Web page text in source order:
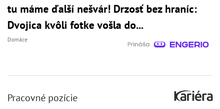
tu máme ďalší nešvár! Drzosť bez hraníc:
Dvojica kvôli fotke vošla do...
Domáce
Pracovné pozície